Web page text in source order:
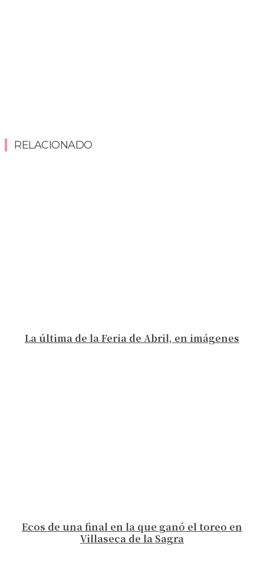
RELACIONADO
La última de la Feria de Abril, en imágenes
Ecos de una final en la que ganó el toreo en
Villaseca de la Sagra